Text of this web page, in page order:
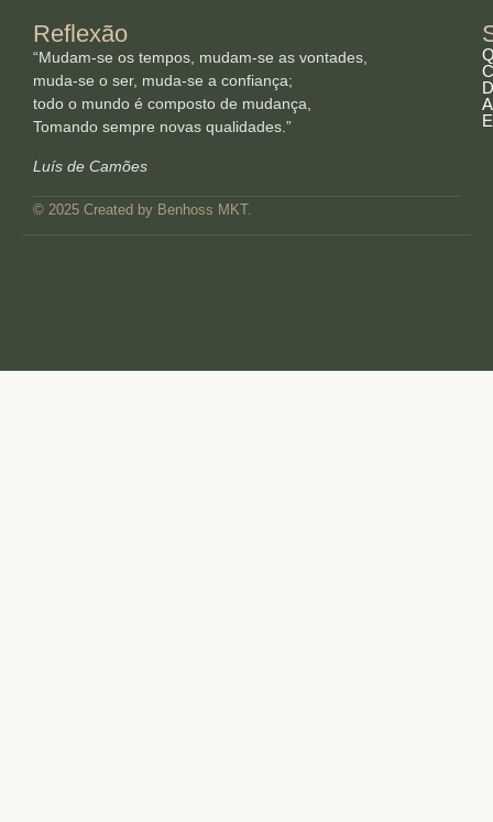
Reflexão
“Mudam-se os tempos, mudam-se as vontades,
muda-se o ser, muda-se a confiança;
todo o mundo é composto de mudança,
Tomando sempre novas qualidades.”
Luís de Camões
© 2025 Created by Benhoss MKT.